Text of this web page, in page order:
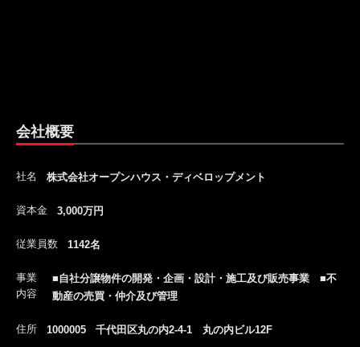
会社概要
社名 株式会社オープンハウス・ディベロップメント
資本金 3,000万円
従業員数 1142名
事業
内容
■自社分譲物件の開発・企画・設計・施工及び販売事業 ■不
動産の売買・仲介及び管理
住所 1000005 千代田区丸の内2-4-1 丸の内ビル12F